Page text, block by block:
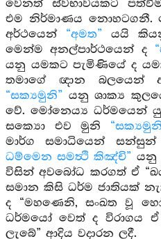
වෙනත් ස්වභාවයකට
එම නිර්මාණය නොහටගනී.
අර්ථයෙන් “අමත” යයි
මෙන්ම අනල්පාර්ථයෙන් ද
යනු යමකට පැමිණියේ ද
තමාගේ ඥාන බලයෙන්
“සක්‍යමුනි” යනු ශාක්‍ය
වේ. මෝනෙය්‍ය ධර්මයෙන්
සක්‍යො එව මුනි
මාර්ග සමාධියෙන්
ධම්මෙන සමත්‍ථි කිඤ්චි” යනු
විසින් අවබෝධ කරගත් ඒ
සමාන කිසි ධර්ම ජාතියක්
ද “මහණෙනි, සංඛත වූ
ධර්මයෝ වෙත් ද විරාගය
ලැබේ” ආදිය වදාරන ලදී.